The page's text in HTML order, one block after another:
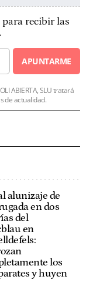
recibir las
APUNTARME
ABIERTA, SLU tratará
de actualidad.
alunizaje de
en dos
del
en
los
y huyen